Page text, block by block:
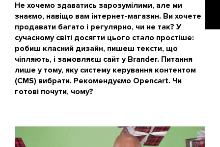
Не хочемо здаватись зарозумілими, але ми
знаємо, навіщо вам інтернет-магазин. Ви хочете
продавати багато і регулярно, чи не так? У
сучасному світі досягти цього стало простіше:
робиш класний дизайн, пишеш тексти, що
чіпляють, і замовляєш сайт у Brander. Питання
лише у тому, яку систему керування контентом
(CMS) вибрати. Рекомендуємо Opencart. Чи
готові почути, чому?